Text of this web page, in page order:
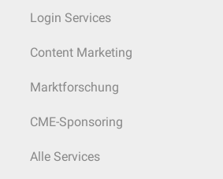
Login Services
Content Marketing
Marktforschung
CME-Sponsoring
Alle Services